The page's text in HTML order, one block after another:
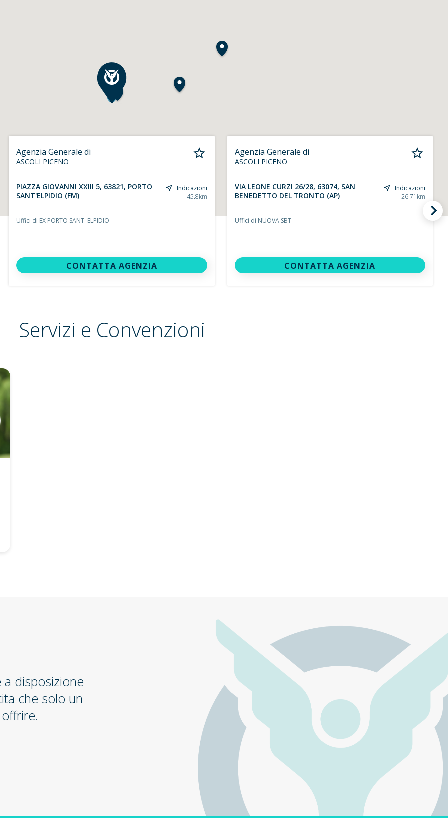
Agenzia Generale di
ASCOLI PICENO
PIAZZA GIOVANNI XXIII 5, 63821, PORTO
SANT'ELPIDIO (FM)
Indicazioni
45.8km
Uffici di EX PORTO SANT' ELPIDIO
CONTATTA AGENZIA
Agenzia Generale di
ASCOLI PICENO
VIA LEONE CURZI 26/28, 63074, SAN
BENEDETTO DEL TRONTO (AP)
Indicazioni
26.71km
Uffici di NUOVA SBT
CONTATTA AGENZIA
Servizi e Convenzioni
a disposizione
che solo un